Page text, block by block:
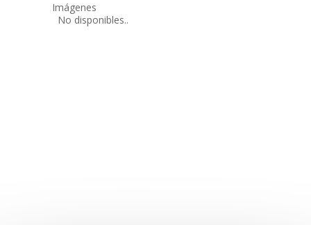
Imágenes
No disponibles..